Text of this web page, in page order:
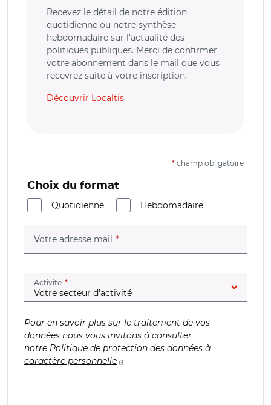
Recevez le détail de notre édition
quotidienne ou notre synthèse
hebdomadaire sur l’actualité des
politiques publiques. Merci de confirmer
votre abonnement dans le mail que vous
recevrez suite à votre inscription.
Découvrir Localtis
* champ obligatoire
Choix du format
Quotidienne
Hebdomadaire
Votre adresse mail (champ obligatoire)
Activité (champ obligatoire)
Pour en savoir plus sur le traitement de vos
données nous vous invitons à consulter
notre Politique de protection des données à
caractère personnelle